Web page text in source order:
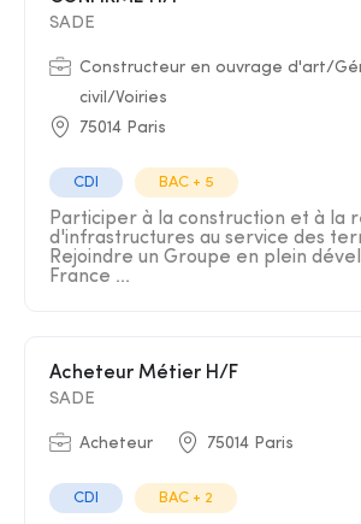
SADE
Constructeur en ouvrage d'art/
civil/Voiries
75014 Paris
CDI BAC + 5
Participer à la construction et à la
d'infrastructures au service des
Rejoindre un Groupe en plein
France ...
Acheteur Métier H/F
SADE
Acheteur 75014 Paris
CDI BAC + 2